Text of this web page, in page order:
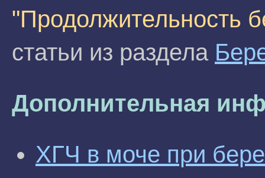
"Продолжительность
статьи из раздела
Дополнительная
ХГЧ в моче при